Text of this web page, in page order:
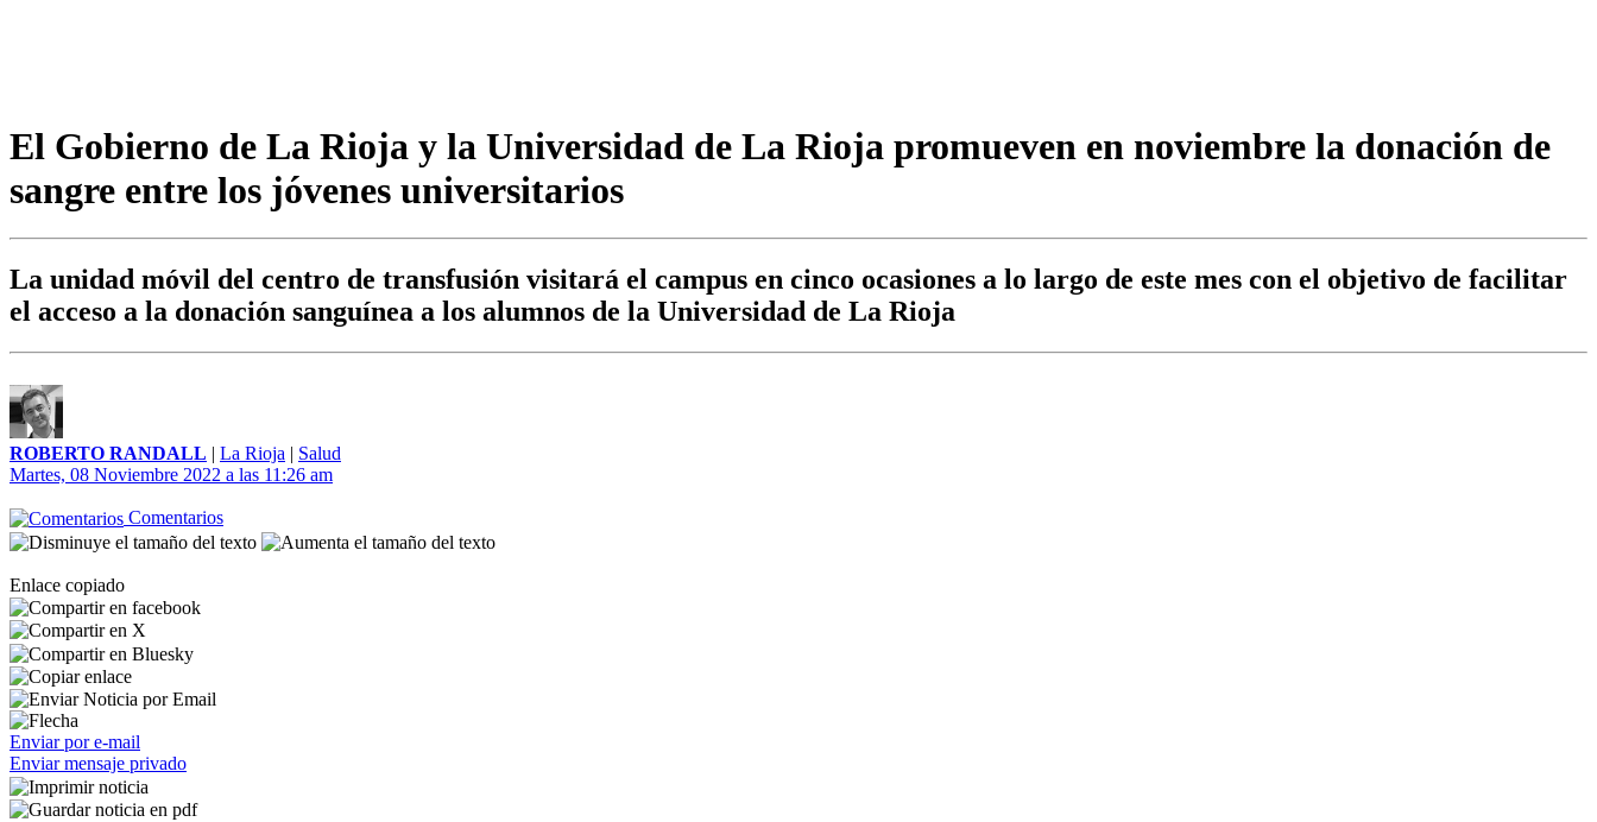
El Gobierno de La Rioja y la Universidad de La Rioja promueven en noviembre la donación de
sangre entre los jóvenes universitarios
La unidad móvil del centro de transfusión visitará el campus en cinco ocasiones a lo largo de este mes con el objetivo de facilitar
el acceso a la donación sanguínea a los alumnos de la Universidad de La Rioja
ROBERTO RANDALL | La Rioja | Salud
Martes, 08 Noviembre 2022 a las 11:26 am
Comentarios
Enlace copiado
Enviar por e-mail
Enviar mensaje privado